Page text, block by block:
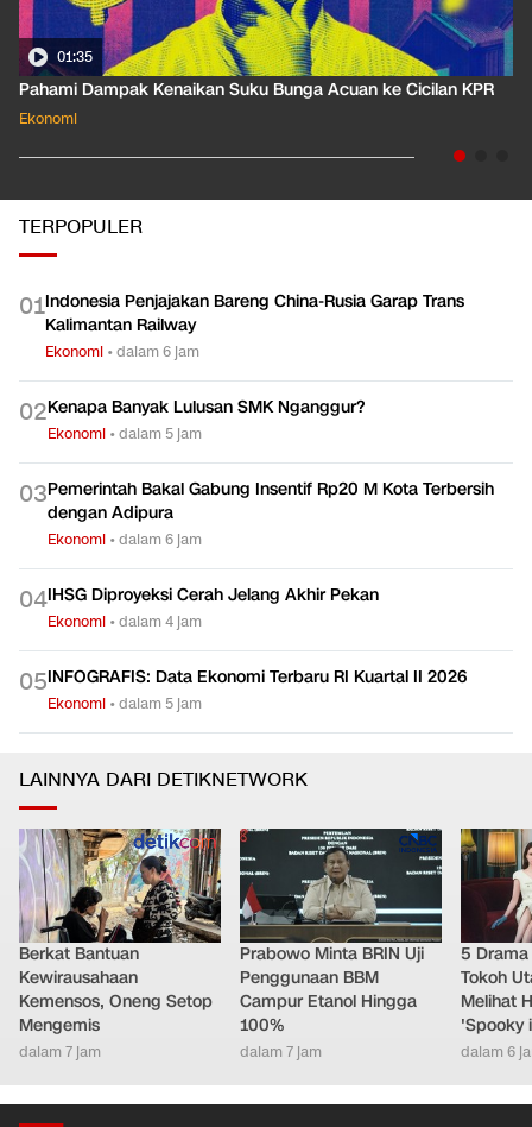
Ekonomi
TERPOPULER
Indonesia Penjajakan Bareng China-Rusia Garap Trans
Kalimantan Railway
Ekonomi•dalam 6 jam
02Kenapa Banyak Lulusan SMK Nganggur?
Ekonomi•dalam 5 jam
Pemerintah Bakal Gabung Insentif Rp20 M Kota Terbersih
dengan Adipura
Ekonomi •dalam 6 jam
04IHSG Diproyeksi Cerah Jelang Akhir Pekan
Ekonomi •dalam 4 jam
05
Ekonomi •dalam 5 jam
LAINNYA DARI DETIKNETWORK
Berkat Bantuan
Kewirausahaan
Prabowo Minta BRIN Uji
Penggunaan BBM
5
Tokoh